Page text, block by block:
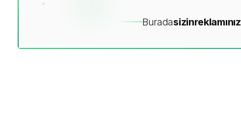
Buradasizinreklamınız